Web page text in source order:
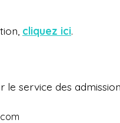
cliquez ici.
service des